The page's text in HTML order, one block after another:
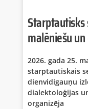
malēniešu
2026. gada 25.
starptautiskais
dienvidigauņu
dialektoloģijas
organizēja